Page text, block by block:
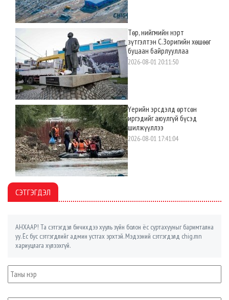
Төр, нийгмийн нэрт
зүтгэлтэн С.Зоригийн хөшөөг
буцаан байрлууллаа
2026-08-01 20:11:50
Үерийн эрсдэлд өртсөн
иргэдийг аюулгүй бүсэд
шилжүүллээ
2026-08-01 17:41:04
СЭТГЭГДЭЛ
АНХААР! Та сэтгэгдэл бичихдээ хууль зүйн болон ёс суртахууныг баримтална
уу. Ёс бус сэтгэгдлийг админ устгах эрхтэй. Мэдээний сэтгэгдэлд chig.mn
хариуцлага хүлээхгүй.